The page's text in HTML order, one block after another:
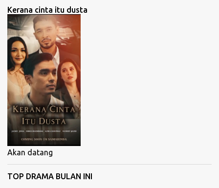
Kerana cinta itu dusta
Akan datang
TOP DRAMA BULAN INI